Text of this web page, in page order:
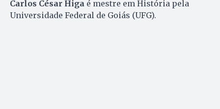
Carlos César Higa é mestre em História pela
Universidade Federal de Goiás (UFG).